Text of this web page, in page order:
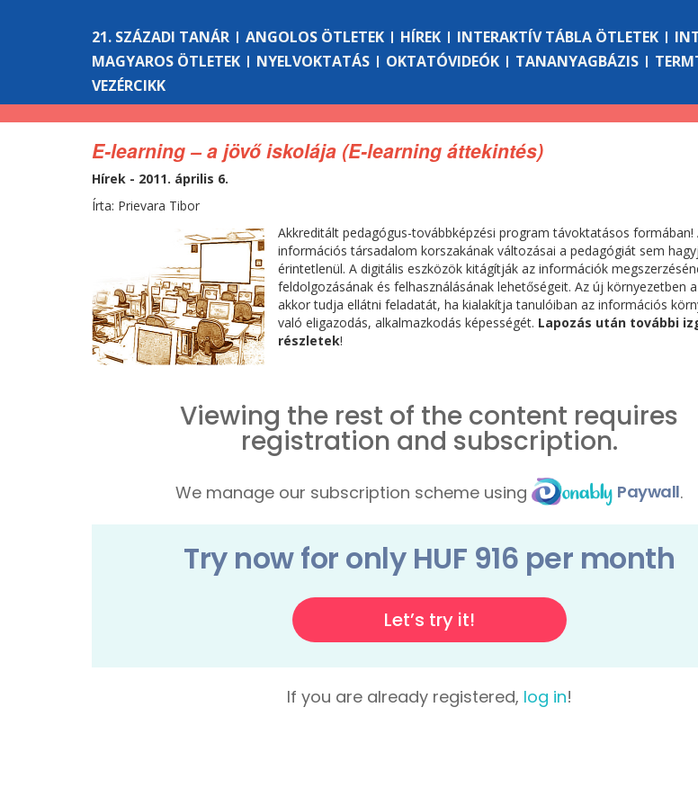
21. SZÁZADI TANÁR ANGOLOS ÖTLETEK HÍREK INTERAKTÍV TÁBLA ÖTLETEK
MAGYAROS ÖTLETEK
NYELVOKTATÁS OKTATÓVIDEÓK TANANYAGBÁZIS
VEZÉRCIKK
E-learning – a jövő iskolája (E-learning áttekintés)
Hírek - 2011. április 6.
Írta: Prievara Tibor
Akkreditált pedagógus-továbbképzési program távoktatásos formában!
információs társadalom korszakának változásai a pedagógiát sem
érintetlenül. A digitális eszközök kitágítják az információk
feldolgozásának és felhasználásának lehetőségeit. Az új környezetben
akkor tudja ellátni feladatát, ha kialakítja tanulóiban az információs
való eligazodás, alkalmazkodás képességét. Lapozás után további
részletek!